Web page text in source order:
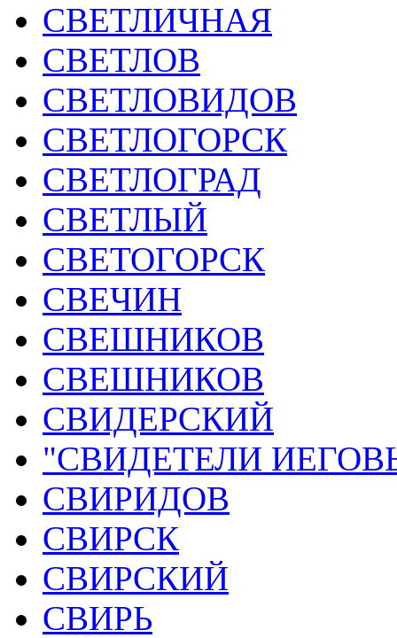
СВЕТЛИЧНАЯ
СВЕТЛОВ
СВЕТЛОВИДОВ
СВЕТЛОГОРСК
СВЕТЛОГРАД
СВЕТЛЫЙ
СВЕТОГОРСК
СВЕЧИН
СВЕШНИКОВ
СВЕШНИКОВ
СВИДЕРСКИЙ
"СВИДЕТЕЛИ
СВИРИДОВ
СВИРСК
СВИРСКИЙ
СВИРЬ